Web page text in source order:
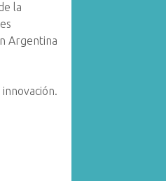
la
Argentina